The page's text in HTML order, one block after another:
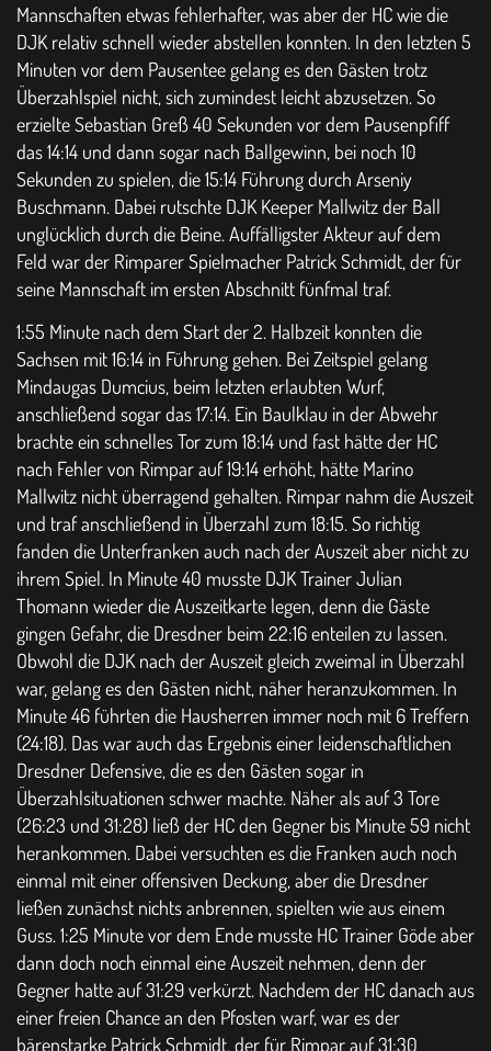
Mannschaften etwas fehlerhafter, was aber der HC wie die
DJK relativ schnell wieder abstellen konnten. In den letzten 5
Minuten vor dem Pausentee gelang es den Gästen trotz
Überzahlspiel nicht, sich zumindest leicht abzusetzen. So
erzielte Sebastian Greß 40 Sekunden vor dem Pausenpfiff
das 14:14 und dann sogar nach Ballgewinn, bei noch 10
Sekunden zu spielen, die 15:14 Führung durch Arseniy
Buschmann. Dabei rutschte DJK Keeper Mallwitz der Ball
unglücklich durch die Beine. Auffälligster Akteur auf dem
Feld war der Rimparer Spielmacher Patrick Schmidt, der für
seine Mannschaft im ersten Abschnitt fünfmal traf.
1:55 Minute nach dem Start der 2. Halbzeit konnten die
Sachsen mit 16:14 in Führung gehen. Bei Zeitspiel gelang
Mindaugas Dumcius, beim letzten erlaubten Wurf,
anschließend sogar das 17:14. Ein Baulklau in der Abwehr
brachte ein schnelles Tor zum 18:14 und fast hätte der HC
nach Fehler von Rimpar auf 19:14 erhöht, hätte Marino
Mallwitz nicht überragend gehalten. Rimpar nahm die Auszeit
und traf anschließend in Überzahl zum 18:15. So richtig
fanden die Unterfranken auch nach der Auszeit aber nicht zu
ihrem Spiel. In Minute 40 musste DJK Trainer Julian
Thomann wieder die Auszeitkarte legen, denn die Gäste
gingen Gefahr, die Dresdner beim 22:16 enteilen zu lassen.
Obwohl die DJK nach der Auszeit gleich zweimal in Überzahl
war, gelang es den Gästen nicht, näher heranzukommen. In
Minute 46 führten die Hausherren immer noch mit 6 Treffern
(24:18). Das war auch das Ergebnis einer leidenschaftlichen
Dresdner Defensive, die es den Gästen sogar in
Überzahlsituationen schwer machte. Näher als auf 3 Tore
(26:23 und 31:28) ließ der HC den Gegner bis Minute 59 nicht
herankommen. Dabei versuchten es die Franken auch noch
einmal mit einer offensiven Deckung, aber die Dresdner
ließen zunächst nichts anbrennen, spielten wie aus einem
Guss. 1:25 Minute vor dem Ende musste HC Trainer Göde aber
dann doch noch einmal eine Auszeit nehmen, denn der
Gegner hatte auf 31:29 verkürzt. Nachdem der HC danach aus
einer freien Chance an den Pfosten warf, war es der
bärenstarke Patrick Schmidt, der für Rimpar auf 31:30